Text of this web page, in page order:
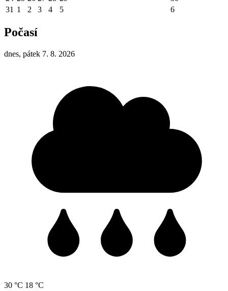
31 1 2 3 4 5 6
Počasí
dnes, pátek 7. 8. 2026
30 °C 18 °C